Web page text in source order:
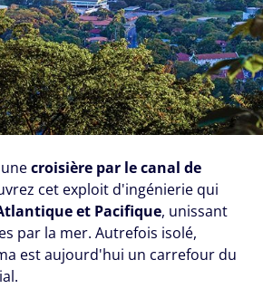
croisière par le canal de
cet exploit d'ingénierie qui
et Pacifique, unissant
par la mer. Autrefois isolé,
est aujourd'hui un carrefour du